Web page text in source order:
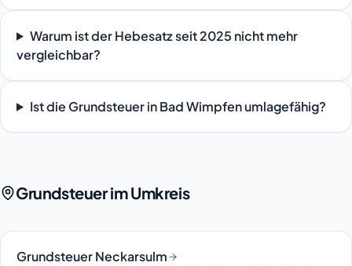
Warum ist der Hebesatz seit 2025 nicht mehr
vergleichbar?
Ist die Grundsteuer in Bad Wimpfen umlagefähig?
Grundsteuer im Umkreis
Grundsteuer Neckarsulm